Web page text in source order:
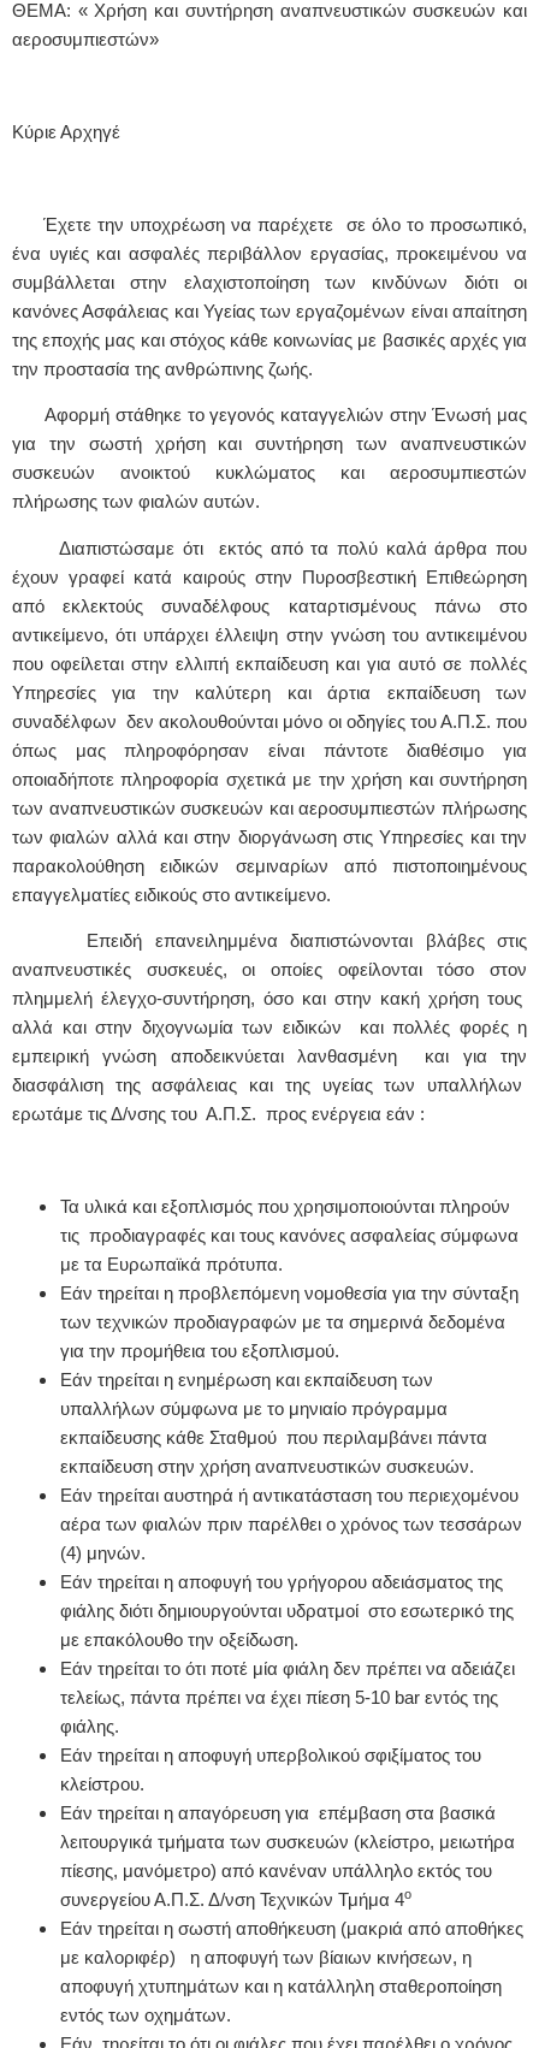
ΘΕΜΑ: « Χρήση και συντήρηση αναπνευστικών συσκευών και
αεροσυμπιεστών»
Κύριε Αρχηγέ
Έχετε την υποχρέωση να παρέχετε σε όλο το προσωπικό,
ένα υγιές και ασφαλές περιβάλλον εργασίας, προκειμένου να
συμβάλλεται στην ελαχιστοποίηση των κινδύνων διότι οι
κανόνες Ασφάλειας και Υγείας των εργαζομένων είναι απαίτηση
της εποχής μας και στόχος κάθε κοινωνίας με βασικές αρχές για
την προστασία της ανθρώπινης ζωής.
Αφορμή στάθηκε το γεγονός καταγγελιών στην Ένωσή μας
για την σωστή χρήση και συντήρηση των αναπνευστικών
συσκευών ανοικτού κυκλώματος και αεροσυμπιεστών
πλήρωσης των φιαλών αυτών.
Διαπιστώσαμε ότι εκτός από τα πολύ καλά άρθρα που
έχουν γραφεί κατά καιρούς στην Πυροσβεστική Επιθεώρηση
από εκλεκτούς συναδέλφους καταρτισμένους πάνω στο
αντικείμενο, ότι υπάρχει έλλειψη στην γνώση του αντικειμένου
που οφείλεται στην ελλιπή εκπαίδευση και για αυτό σε πολλές
Υπηρεσίες για την καλύτερη και άρτια εκπαίδευση των
συναδέλφων δεν ακολουθούνται μόνο οι οδηγίες του Α.Π.Σ. που
όπως μας πληροφόρησαν είναι πάντοτε διαθέσιμο για
οποιαδήποτε πληροφορία σχετικά με την χρήση και συντήρηση
των αναπνευστικών συσκευών και αεροσυμπιεστών πλήρωσης
των φιαλών αλλά και στην διοργάνωση στις Υπηρεσίες και την
παρακολούθηση ειδικών σεμιναρίων από πιστοποιημένους
επαγγελματίες ειδικούς στο αντικείμενο.
Επειδή επανειλημμένα διαπιστώνονται βλάβες στις
αναπνευστικές συσκευές, οι οποίες οφείλονται τόσο στον
πλημμελή έλεγχο-συντήρηση, όσο και στην κακή χρήση τους
αλλά και στην διχογνωμία των ειδικών και πολλές φορές η
εμπειρική γνώση αποδεικνύεται λανθασμένη και για την
διασφάλιση της ασφάλειας και της υγείας των υπαλλήλων
ερωτάμε τις Δ/νσης του Α.Π.Σ. προς ενέργεια εάν :
Τα υλικά και εξοπλισμός που χρησιμοποιούνται πληρούν
τις προδιαγραφές και τους κανόνες ασφαλείας σύμφωνα
με τα Ευρωπαϊκά πρότυπα.
Εάν τηρείται η προβλεπόμενη νομοθεσία για την σύνταξη
των τεχνικών προδιαγραφών με τα σημερινά δεδομένα
για την προμήθεια του εξοπλισμού.
Εάν τηρείται η ενημέρωση και εκπαίδευση των
υπαλλήλων σύμφωνα με το μηνιαίο πρόγραμμα
εκπαίδευσης κάθε Σταθμού που περιλαμβάνει πάντα
εκπαίδευση στην χρήση αναπνευστικών συσκευών.
Εάν τηρείται αυστηρά ή αντικατάσταση του περιεχομένου
αέρα των φιαλών πριν παρέλθει ο χρόνος των τεσσάρων
(4) μηνών.
Εάν τηρείται η αποφυγή του γρήγορου αδειάσματος της
φιάλης διότι δημιουργούνται υδρατμοί στο εσωτερικό της
με επακόλουθο την οξείδωση.
Εάν τηρείται το ότι ποτέ μία φιάλη δεν πρέπει να αδειάζει
τελείως, πάντα πρέπει να έχει πίεση 5-10 bar εντός της
φιάλης.
Εάν τηρείται η αποφυγή υπερβολικού σφιξίματος του
κλείστρου.
Εάν τηρείται η απαγόρευση για επέμβαση στα βασικά
λειτουργικά τμήματα των συσκευών (κλείστρο, μειωτήρα
πίεσης, μανόμετρο) από κανέναν υπάλληλο εκτός του
συνεργείου Α.Π.Σ. Δ/νση Τεχνικών Τμήμα 4ο
Εάν τηρείται η σωστή αποθήκευση (μακριά από αποθήκες
με καλοριφέρ) η αποφυγή των βίαιων κινήσεων, η
αποφυγή χτυπημάτων και η κατάλληλη σταθεροποίηση
εντός των οχημάτων.